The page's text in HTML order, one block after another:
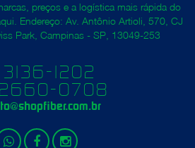
preços e a logística mais rápida do
Endereço: Av. Antônio Artioli, 570, CJ
Park, Campinas - SP, 13049-253
3136-1202
2660-0708